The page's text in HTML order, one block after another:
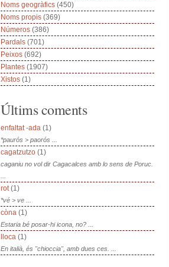
Noms geogràfics (450)
Noms propis (369)
Números (386)
Pardals (701)
Peixos (692)
Plantes (1907)
Xistos (1)
Últims coments
enfaltat -ada (1)
*paurós > paorós ...
cagatzutzo (1)
caganiu no vol dir Cagacalces amb lo sens de Poruc.
rot(1)
*vé > ve ...
còna (1)
Estaria bé posar-hi icona, no? ...
lloca (1)
En italià, és "chioccia", amb dues ces. ...